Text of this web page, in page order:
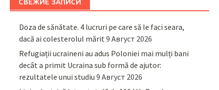
Doza de sănătate. 4 lucruri pe care să le faci seara,
dacă ai colesterolul mărit 9 Август 2026
Refugiații ucraineni au adus Poloniei mai mulți bani
decât a primit Ucraina sub formă de ajutor:
rezultatele unui studiu 9 Август 2026